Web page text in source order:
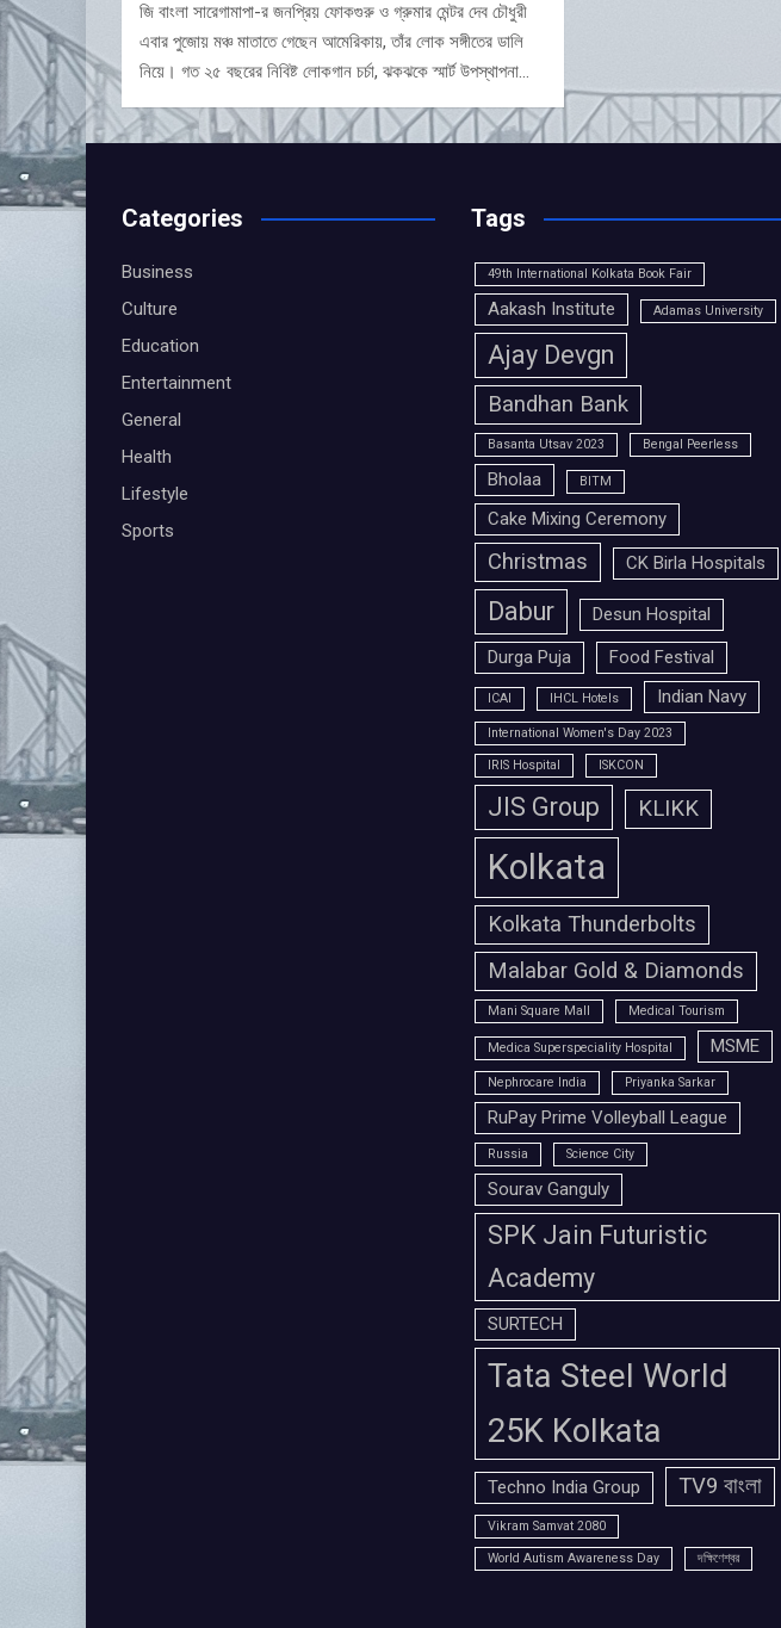
জি বাংলা সারেগামাপা-র জনপ্রিয় ফোকগুরু ও গ্রুমার মেন্টর দেব চৌধুরী
এবার পুজোয় মঞ্চ মাতাতে গেছেন আমেরিকায়, তাঁর লোক সঙ্গীতের ডালি
নিয়ে। গত ২৫ বছরের নিবিষ্ট লোকগান চর্চা, ঝকঝকে স্মার্ট উপস্থাপনা…
Categories
Business
Culture
Education
Entertainment
General
Health
Lifestyle
Sports
Tags
49th International Kolkata Book Fair
Aakash Institute Adamas University
Ajay Devgn
Bandhan Bank
Basanta Utsav 2023 Bengal Peerless
Bholaa BITM
Cake Mixing Ceremony
Christmas CK Birla Hospitals
Dabur
Desun Hospital
Durga Puja
Food Festival
ICAI IHCL Hotels Indian Navy
International Women's Day 2023
IRIS Hospital ISKCON
JIS Group KLIKK
Kolkata
Kolkata Thunderbolts
Malabar Gold & Diamonds
Mani Square Mall Medical Tourism
Medica Superspeciality Hospital MSME
Nephrocare India Priyanka Sarkar
RuPay Prime Volleyball League
Russia Science City
Sourav Ganguly
SPK Jain Futuristic
Academy
SURTECH
Tata Steel World
25K Kolkata
Techno India Group TV9 বাংলা
Vikram Samvat 2080
World Autism Awareness Day দক্ষিণেশ্বর